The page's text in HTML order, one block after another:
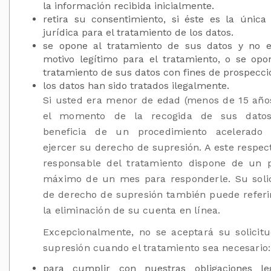
la información recibida inicialmente.
retira su consentimiento, si éste es la única
jurídica para el tratamiento de los datos.
se opone al tratamiento de sus datos y no
motivo legítimo para el tratamiento, o se
tratamiento de sus datos con fines de
los datos han sido tratados ilegalmente.
Si usted era menor de edad (menos de 15
el momento de la recogida de sus
beneficia de un procedimiento acelerado
ejercer su derecho de supresión. A este
responsable del tratamiento dispone de un
máximo de un mes para responderle. Su
de derecho de supresión también puede
la eliminación de su cuenta en línea.
Excepcionalmente, no se aceptará su
supresión cuando el tratamiento sea necesario:
para cumplir con nuestras obligaciones